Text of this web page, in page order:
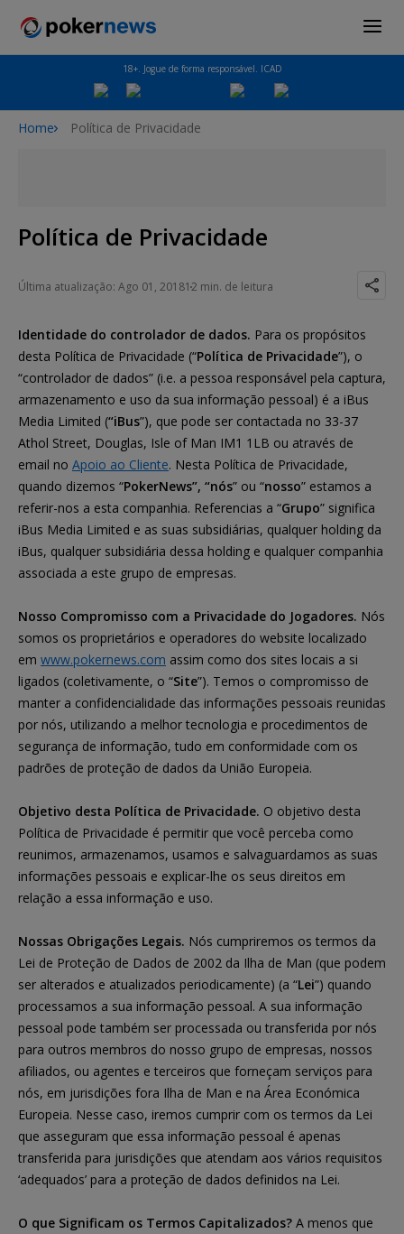
18+. Jogue de forma responsável. ICAD
Home Política de Privacidade
Política de Privacidade
Última atualização: Ago 01, 201812 min. de leitura
Identidade do controlador de dados. Para os propósitos
desta Política de Privacidade (“Política de Privacidade”), o
“controlador de dados” (i.e. a pessoa responsável pela captura,
armazenamento e uso da sua informação pessoal) é a iBus
Media Limited (“iBus”), que pode ser contactada no 33-37
Athol Street, Douglas, Isle of Man IM1 1LB ou através de
email no Apoio ao Cliente. Nesta Política de Privacidade,
quando dizemos “PokerNews”, “nós” ou “nosso” estamos a
referir-nos a esta companhia. Referencias a “Grupo” significa
iBus Media Limited e as suas subsidiárias, qualquer holding da
iBus, qualquer subsidiária dessa holding e qualquer companhia
associada a este grupo de empresas.
Nosso Compromisso com a Privacidade do Jogadores. Nós
somos os proprietários e operadores do website localizado
em www.pokernews.com assim como dos sites locais a si
ligados (coletivamente, o “Site”). Temos o compromisso de
manter a confidencialidade das informações pessoais reunidas
por nós, utilizando a melhor tecnologia e procedimentos de
segurança de informação, tudo em conformidade com os
padrões de proteção de dados da União Europeia.
Objetivo desta Política de Privacidade. O objetivo desta
Política de Privacidade é permitir que você perceba como
reunimos, armazenamos, usamos e salvaguardamos as suas
informações pessoais e explicar-lhe os seus direitos em
relação a essa informação e uso.
Nossas Obrigações Legais. Nós cumpriremos os termos da
Lei de Proteção de Dados de 2002 da Ilha de Man (que podem
ser alterados e atualizados periodicamente) (a “Lei”) quando
processamos a sua informação pessoal. A sua informação
pessoal pode também ser processada ou transferida por nós
para outros membros do nosso grupo de empresas, nossos
afiliados, ou agentes e terceiros que forneçam serviços para
nós, em jurisdições fora Ilha de Man e na Área Económica
Europeia. Nesse caso, iremos cumprir com os termos da Lei
que asseguram que essa informação pessoal é apenas
transferida para jurisdições que atendam aos vários requisitos
‘adequados’ para a proteção de dados definidos na Lei.
O que Significam os Termos Capitalizados? A menos que